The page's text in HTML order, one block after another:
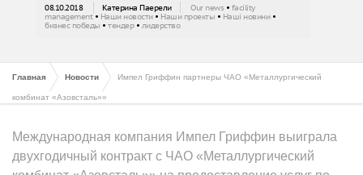
08.10.2018 Катерина Паерели Our news• facility
management• Наши новости• Наши проекты • Наші новини•
бизнес победы • тендер• лидерство
Главная Новости Импел Гриффин партнеры ЧАО «Металлургический
комбинат «Азовсталь»»
Международная компания Импел Гриффин выиграла
двухгодичный контракт с ЧАО «Металлургический